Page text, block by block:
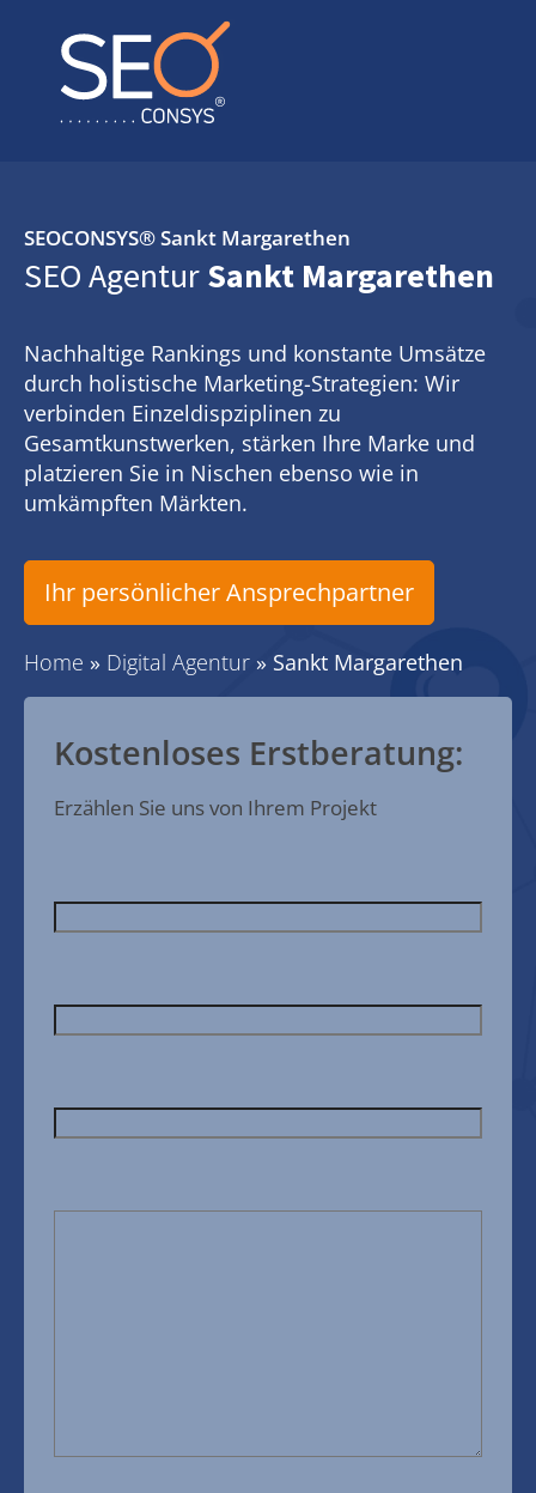
SEOCONSYS®Sankt Margarethen
SEO AgenturSankt Margarethen
Nachhaltige Rankings und konstante Umsätze
durch holistische Marketing-Strategien: Wir
verbinden Einzeldispziplinen zu
Gesamtkunstwerken, stärken Ihre Marke und
platzieren Sie in Nischen ebenso wie in
umkämpften Märkten.
Ihr persönlicher Ansprechpartner
Home » Digital Agentur » Sankt Margarethen
Kostenloses Erstberatung:
Erzählen Sie uns von Ihrem Projekt